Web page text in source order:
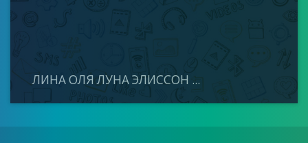
ЛИНА ОЛЯ ЛУНА ЭЛИССОН ...